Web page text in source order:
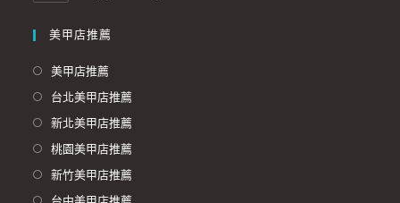
美甲店推薦
美甲店推薦
台北美甲店推薦
新北美甲店推薦
桃園美甲店推薦
新竹美甲店推薦